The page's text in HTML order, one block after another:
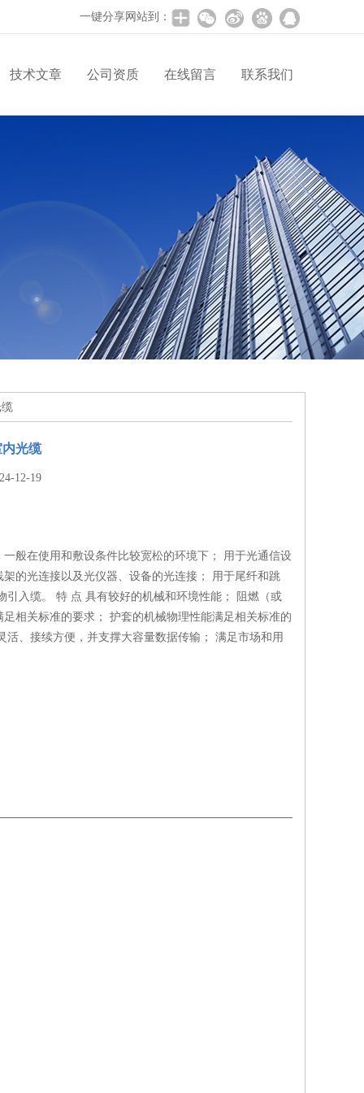
一键分享网站到：
技术文章 公司资质 在线留言 联系我们
内光缆
12-19
一般在使用和敷设条件比较宽松的环境下； 用于光通信设
架的光连接以及光仪器、设备的光连接； 用于尾纤和跳
引入缆。 特 点 具有较好的机械和环境性能； 阻燃（或
足相关标准的要求； 护套的机械物理性能满足相关标准的
活、接续方便，并支撑大容量数据传输； 满足市场和用